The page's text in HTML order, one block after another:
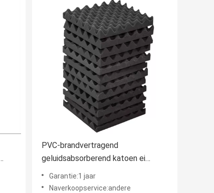
PVC-brandvertragend
geluidsabsorberend katoen ei
katoen golvend elektrisch isolatie
katoen
Garantie:1 jaar
Naverkoopservice:andere